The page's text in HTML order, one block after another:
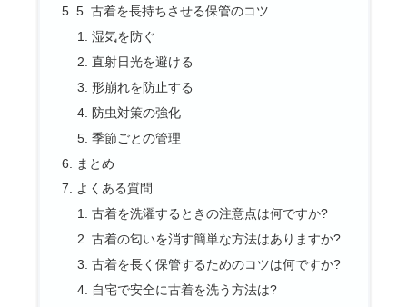
5. 古着を長持ちさせる保管のコツ
湿気を防ぐ
直射日光を避ける
形崩れを防止する
防虫対策の強化
季節ごとの管理
まとめ
よくある質問
古着を洗濯するときの注意点は何ですか?
古着の匂いを消す簡単な方法はありますか?
古着を長く保管するためのコツは何ですか?
自宅で安全に古着を洗う方法は?